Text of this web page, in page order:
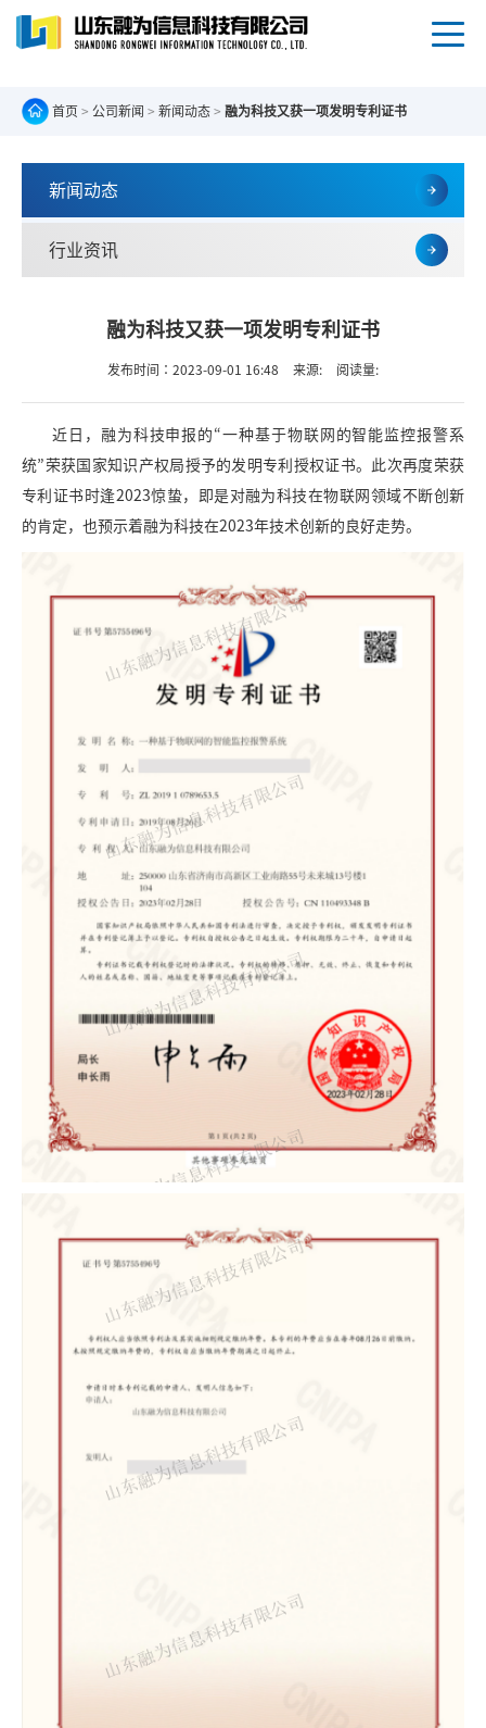
首页 > 公司新闻 > 新闻动态 > 融为科技又获一项发明专利证书
新闻动态
行业资讯
融为科技又获一项发明专利证书
发布时间：2023-09-01 16:48 来源: 阅读量:
近日，融为科技申报的“一种基于物联网的智能监控报警系
统”荣获国家知识产权局授予的发明专利授权证书。此次再度荣获
专利证书时逢2023惊蛰，即是对融为科技在物联网领域不断创新
的肯定，也预示着融为科技在2023年技术创新的良好走势。